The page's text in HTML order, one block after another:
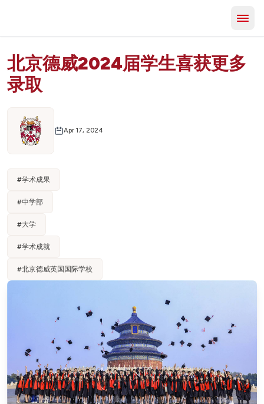
北京德威2024届学生喜获更多
录取
Apr 17, 2024
#学术成果
#中学部
#大学
#学术成就
#北京德威英国国际学校